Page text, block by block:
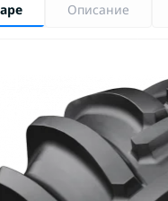
Описание